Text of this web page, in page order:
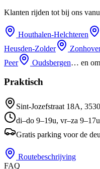
Klanten rijden tot bij ons
Houthalen-Helchteren
Heusden-Zolder
Peer
Oudsbergen… en
Praktisch
Sint-Jozefstraat 18A, 3530
di–do 9–19u, vr–za
Gratis parking voor de
Routebeschrijving
FAQ